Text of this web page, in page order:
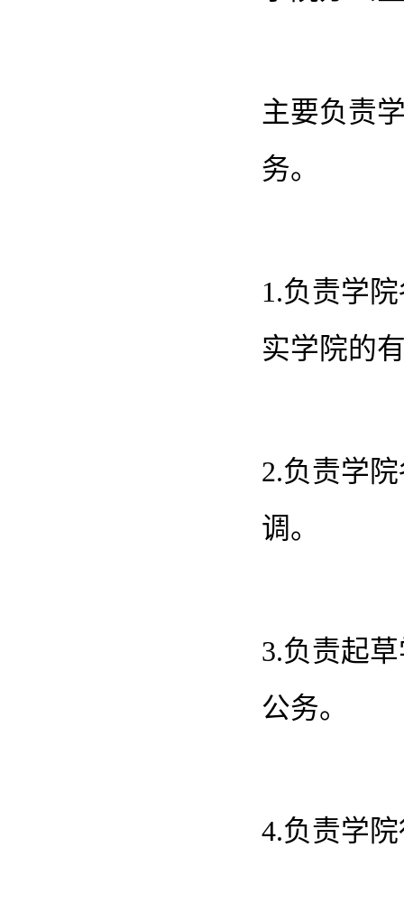
主要负责
务。
1.负责学
实学院的
2.负责学
调。
3.负责起
公务。
4.负责学